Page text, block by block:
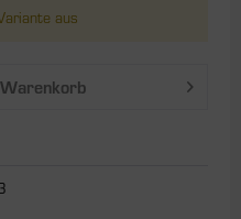
aus
Warenkorb